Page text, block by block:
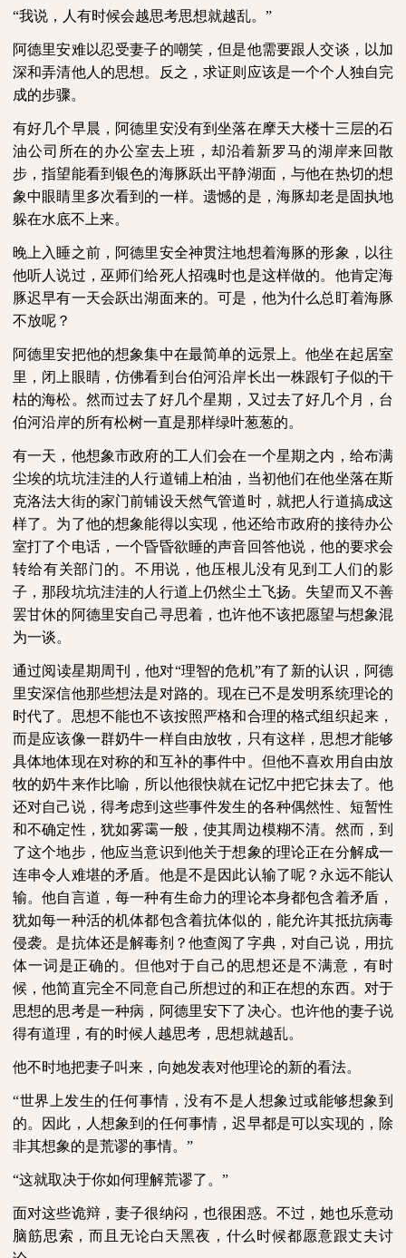
“我说，人有时候会越思考思想就越乱。”
阿德里安难以忍受妻子的嘲笑，但是他需要跟人交谈，以加
深和弄清他人的思想。反之，求证则应该是一个个人独自完
成的步骤。
有好几个早晨，阿德里安没有到坐落在摩天大楼十三层的石
油公司所在的办公室去上班，却沿着新罗马的湖岸来回散
步，指望能看到银色的海豚跃出平静湖面，与他在热切的想
象中眼睛里多次看到的一样。遗憾的是，海豚却老是固执地
躲在水底不上来。
晚上入睡之前，阿德里安全神贯注地想着海豚的形象，以往
他听人说过，巫师们给死人招魂时也是这样做的。他肯定海
豚迟早有一天会跃出湖面来的。可是，他为什么总盯着海豚
不放呢？
阿德里安把他的想象集中在最简单的远景上。他坐在起居室
里，闭上眼睛，仿佛看到台伯河沿岸长出一株跟钉子似的干
枯的海松。然而过去了好几个星期，又过去了好几个月，台
伯河沿岸的所有松树一直是那样绿叶葱葱的。
有一天，他想象市政府的工人们会在一个星期之内，给布满
尘埃的坑坑洼洼的人行道铺上柏油，当初他们在他坐落在斯
克洛法大街的家门前铺设天然气管道时，就把人行道搞成这
样了。为了他的想象能得以实现，他还给市政府的接待办公
室打了个电话，一个昏昏欲睡的声音回答他说，他的要求会
转给有关部门的。不用说，他压根儿没有见到工人们的影
子，那段坑坑洼洼的人行道上仍然尘土飞扬。失望而又不善
罢甘休的阿德里安自己寻思着，也许他不该把愿望与想象混
为一谈。
通过阅读星期周刊，他对“理智的危机”有了新的认识，阿德
里安深信他那些想法是对路的。现在已不是发明系统理论的
时代了。思想不能也不该按照严格和合理的格式组织起来，
而是应该像一群奶牛一样自由放牧，只有这样，思想才能够
具体地体现在对称的和互补的事件中。但他不喜欢用自由放
牧的奶牛来作比喻，所以他很快就在记忆中把它抹去了。他
还对自己说，得考虑到这些事件发生的各种偶然性、短暂性
和不确定性，犹如雾霭一般，使其周边模糊不清。然而，到
了这个地步，他应当意识到他关于想象的理论正在分解成一
连串令人难堪的矛盾。他是不是因此认输了呢？永远不能认
输。他自言道，每一种有生命力的理论本身都包含着矛盾，
犹如每一种活的机体都包含着抗体似的，能允许其抵抗病毒
侵袭。是抗体还是解毒剂？他查阅了字典，对自己说，用抗
体一词是正确的。但他对于自己的思想还是不满意，有时
候，他简直完全不同意自己所想过的和正在想的东西。对于
思想的思考是一种病，阿德里安下了决心。也许他的妻子说
得有道理，有的时候人越思考，思想就越乱。
他不时地把妻子叫来，向她发表对他理论的新的看法。
“世界上发生的任何事情，没有不是人想象过或能够想象到
的。因此，人想象到的任何事情，迟早都是可以实现的，除
非其想象的是荒谬的事情。”
“这就取决于你如何理解荒谬了。”
面对这些诡辩，妻子很纳闷，也很困惑。不过，她也乐意动
脑筋思索，而且无论白天黑夜，什么时候都愿意跟丈夫讨